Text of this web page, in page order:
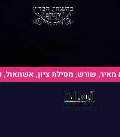
הערות נוספות:
שורש, מסילת ציון, אשתאול,